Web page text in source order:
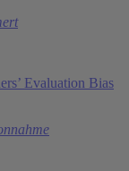
Evaluation Bias